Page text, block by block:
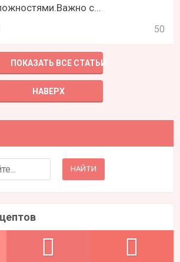
с...
50
ПОКАЗАТЬ ВСЕ СТАТЬИ
НАВЕРХ